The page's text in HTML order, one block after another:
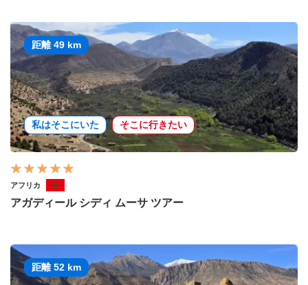
距離 49 km
私はそこにいた そこに行きたい
アフリカ
アガディール シディ ムーサ ツアー
距離 52 km